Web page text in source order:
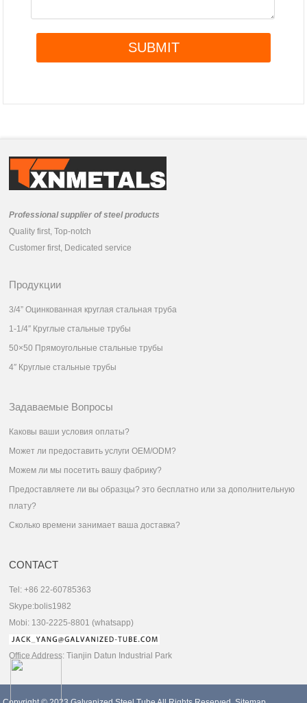
Professional supplier of steel products
Quality first, Top-notch
Customer first, Dedicated service
Продукции
3/4” Оцинкованная круглая стальная труба
1-1/4″ Круглые стальные трубы
50×50 Прямоугольные стальные трубы
4″ Круглые стальные трубы
Задаваемые Вопросы
Каковы ваши условия оплаты?
Может ли предоставить услуги OEM/ODM?
Можем ли мы посетить вашу фабрику?
Предоставляете ли вы образцы? это бесплатно или за дополнительную
плату?
Сколько времени занимает ваша доставка?
CONTACT
Tel: +86 22-60785363
Skype:bolis1982
Mobi: 130-2225-8801 (whatsapp)
Office Address: Tianjin Datun Industrial Park